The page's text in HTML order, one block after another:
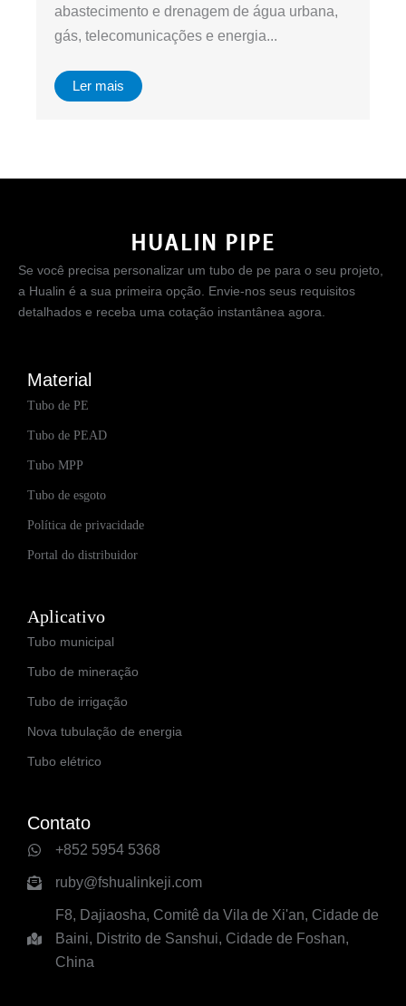
abastecimento e drenagem de água urbana,
gás, telecomunicações e energia...
Ler mais
Se você precisa personalizar um tubo de pe para o seu projeto,
a Hualin é a sua primeira opção. Envie-nos seus requisitos
detalhados e receba uma cotação instantânea agora.
Material
Tubo de PE
Tubo de PEAD
Tubo MPP
Tubo de esgoto
Política de privacidade
Portal do distribuidor
Aplicativo
Tubo municipal
Tubo de mineração
Tubo de irrigação
Nova tubulação de energia
Tubo elétrico
Contato
+852 5954 5368
ruby@fshualinkeji.com
F8, Dajiaosha, Comitê da Vila de Xi'an, Cidade de
Baini, Distrito de Sanshui, Cidade de Foshan,
China